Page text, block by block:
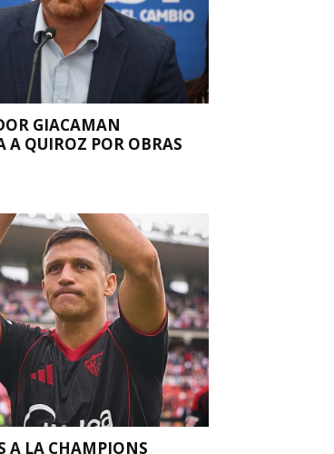
GIACAMAN
A QUIROZ POR OBRAS
A LA CHAMPIONS